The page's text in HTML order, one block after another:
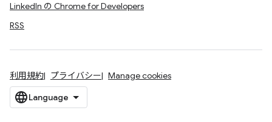
LinkedIn の Chrome for Developers
RSS
利用規約 プライバシー Manage cookies